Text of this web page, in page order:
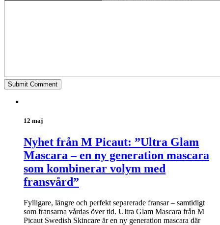
12 maj
Nyhet från M Picaut: ”Ultra Glam
Mascara – en ny generation mascara
som kombinerar volym med
fransvård”
Fylligare, längre och perfekt separerade fransar – samtidigt
som fransarna vårdas över tid. Ultra Glam Mascara från M
Picaut Swedish Skincare är en ny generation mascara där